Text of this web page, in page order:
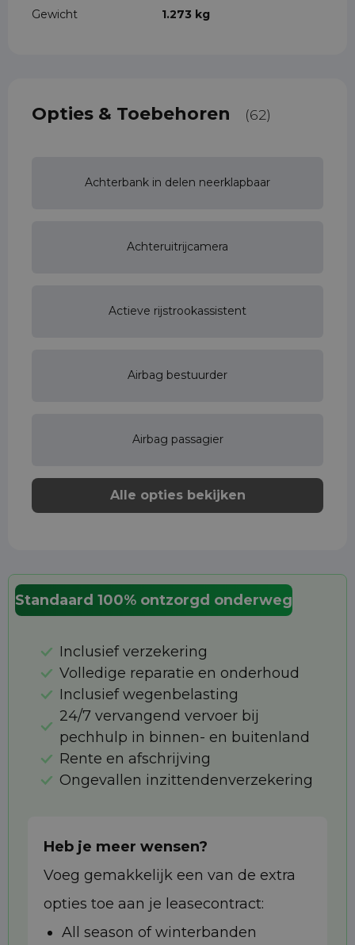
Gewicht 1.273 kg
Opties & Toebehoren (62)
Achterbank in delen neerklapbaar
Achteruitrijcamera
Actieve rijstrookassistent
Airbag bestuurder
Airbag passagier
Alle opties bekijken
Standaard 100% ontzorgd onderweg
Inclusief verzekering
Volledige reparatie en onderhoud
Inclusief wegenbelasting
24/7 vervangend vervoer bij
pechhulp in binnen- en buitenland
Rente en afschrijving
Ongevallen inzittendenverzekering
Heb je meer wensen?
Voeg gemakkelijk een van de extra
opties toe aan je leasecontract:
All season of winterbanden